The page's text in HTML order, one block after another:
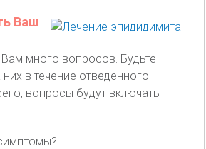
Ваш
много вопросов. Будьте
в течение отведенного
вопросы будут включать